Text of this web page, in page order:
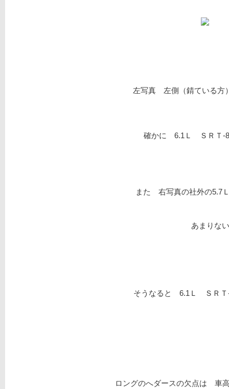
左写真 左側（錆ている
確かに 6.1Ｌ ＳＲＴ-8
また 右写真の社外の5.7
あま
そうなると 6.1Ｌ ＳＲＴ
ロングのへダースの欠点は 車